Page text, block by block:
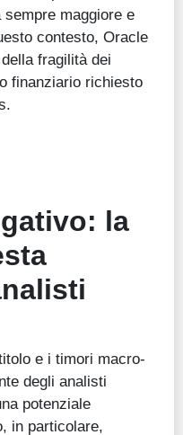
maggiore e
contesto, Oracle
fragilità dei
finanziario richiesto
la
e i timori macro-
degli analisti
potenziale
in particolare,